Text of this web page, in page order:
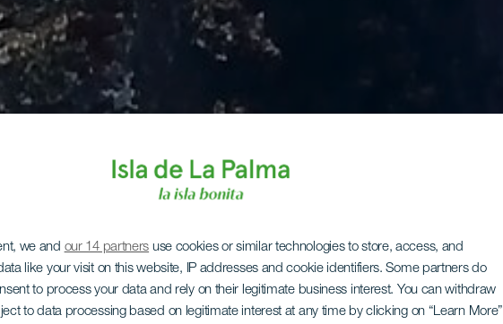
we and our 14 partners use cookies or similar technologies to store, access, and
like your visit on this website, IP addresses and cookie identifiers. Some partners do
to process your data and rely on their legitimate business interest. You can withdraw
to data processing based on legitimate interest at any time by clicking on “Learn More”